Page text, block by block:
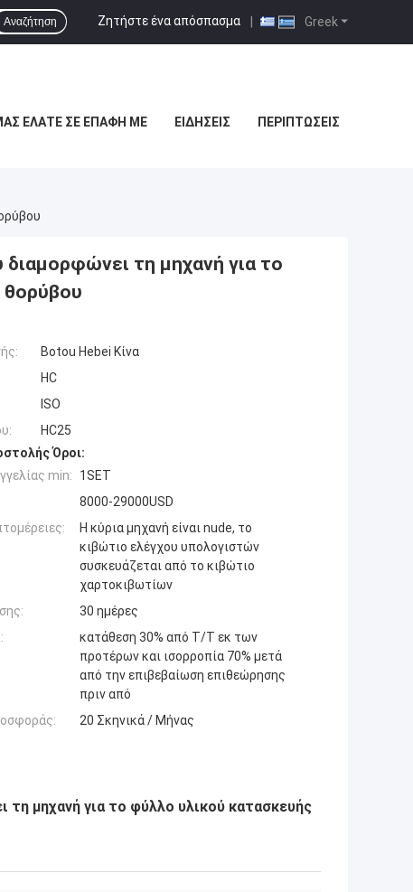
Greek
Ζητήστε ένα απόσπασμα |
Αναζήτηση
ΕΛΆΤΕ ΣΕ ΕΠΑΦΉ ΜΕ ΕΙΔΉΣΕΙΣ ΠΕΡΙΠΤΏΣΕΙΣ
τη μηχανή για το
θορύβου
Botou Hebei Κίνα
HC
ISO
HC25
Όροι:
min:
1SET
8000-29000USD
Η κύρια μηχανή είναι nude, το
κιβώτιο ελέγχου υπολογιστών
συσκευάζεται από το κιβώτιο
χαρτοκιβωτίων
30 ημέρες
κατάθεση 30% από T/T εκ των
προτέρων και ισορροπία 70% μετά
από την επιβεβαίωση επιθεώρησης
πριν από
20 Σκηνικά / Μήνας
μηχανή για το φύλλο υλικού κατασκευής